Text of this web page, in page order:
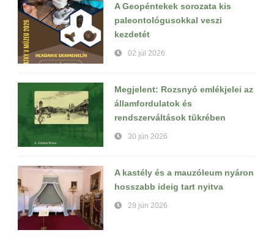
A Geopéntekek sorozata kis
paleontológusokkal veszi
kezdetét
02 júl 2026
Megjelent: Rozsnyó emlékjelei az
államfordulatok és
rendszerváltások tükrében
30 jún 2026
A kastély és a mauzóleum nyáron
hosszabb ideig tart nyitva
29 jún 2026